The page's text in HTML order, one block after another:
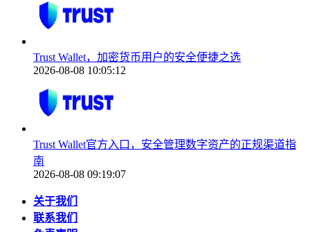
Trust Wallet，加密货币用户的安全便捷之选
2026-08-08 10:05:12
Trust Wallet官方入口，安全管理数字资产的正规渠道指
南
2026-08-08 09:19:07
关于我们
联系我们